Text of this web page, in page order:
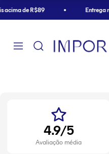
de R$89 Entrega
4.9/5
Avaliação média